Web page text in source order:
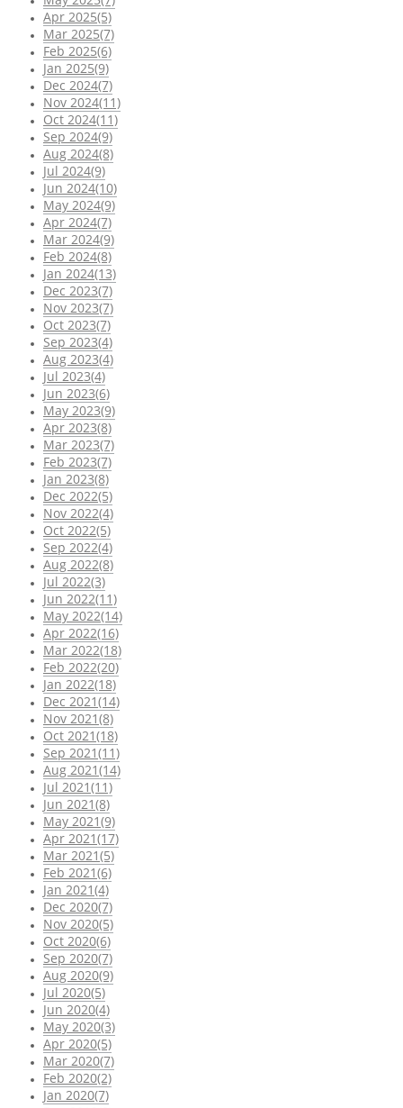
Apr 2025(5)
Mar 2025(7)
Feb 2025(6)
Jan 2025(9)
Dec 2024(7)
Nov 2024(11)
Oct 2024(11)
Sep 2024(9)
Aug 2024(8)
Jul 2024(9)
Jun 2024(10)
May 2024(9)
Apr 2024(7)
Mar 2024(9)
Feb 2024(8)
Jan 2024(13)
Dec 2023(7)
Nov 2023(7)
Oct 2023(7)
Sep 2023(4)
Aug 2023(4)
Jul 2023(4)
Jun 2023(6)
May 2023(9)
Apr 2023(8)
Mar 2023(7)
Feb 2023(7)
Jan 2023(8)
Dec 2022(5)
Nov 2022(4)
Oct 2022(5)
Sep 2022(4)
Aug 2022(8)
Jul 2022(3)
Jun 2022(11)
May 2022(14)
Apr 2022(16)
Mar 2022(18)
Feb 2022(20)
Jan 2022(18)
Dec 2021(14)
Nov 2021(8)
Oct 2021(18)
Sep 2021(11)
Aug 2021(14)
Jul 2021(11)
Jun 2021(8)
May 2021(9)
Apr 2021(17)
Mar 2021(5)
Feb 2021(6)
Jan 2021(4)
Dec 2020(7)
Nov 2020(5)
Oct 2020(6)
Sep 2020(7)
Aug 2020(9)
Jul 2020(5)
Jun 2020(4)
May 2020(3)
Apr 2020(5)
Mar 2020(7)
Feb 2020(2)
Jan 2020(7)